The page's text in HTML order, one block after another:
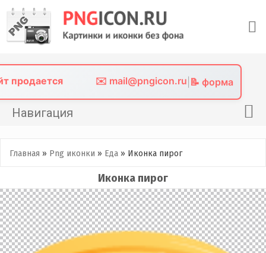
content
продается ✉️ mail@pngicon.ru 📝 форма
Навигация
Png иконки
Фото без фона
Контакты
Главная » Png иконки » Еда » Иконка пирог
Иконка пирог